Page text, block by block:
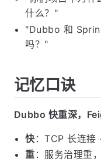
什么？"
"Dubbo 和
吗？"
记忆口诀
Dubbo 快重深，
快 ：TCP 长连接
重 ：服务治理重